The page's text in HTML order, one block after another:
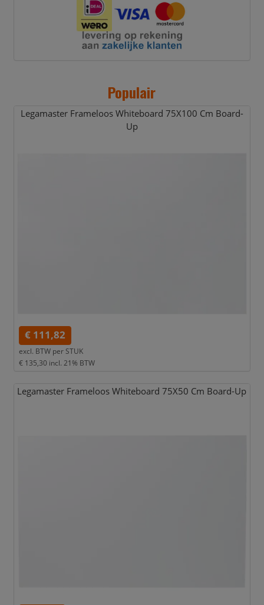
Populair
Legamaster Frameloos Whiteboard 75X100 Cm Board-
Up
€ 111,82
excl. BTW per STUK
€ 135,30 incl. 21% BTW
Legamaster Frameloos Whiteboard 75X50 Cm Board-Up